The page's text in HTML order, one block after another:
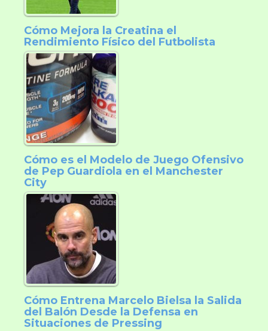
Cómo Mejora la Creatina el
Rendimiento Físico del Futbolista
Cómo es el Modelo de Juego Ofensivo
de Pep Guardiola en el Manchester
City
Cómo Entrena Marcelo Bielsa la Salida
del Balón Desde la Defensa en
Situaciones de Pressing